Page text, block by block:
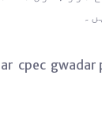
cpec gwadar